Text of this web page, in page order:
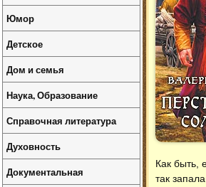
Как быть,
так
Юмор
Детское
Дом и семья
Наука, Образование
Справочная литература
Духовность
Документальная